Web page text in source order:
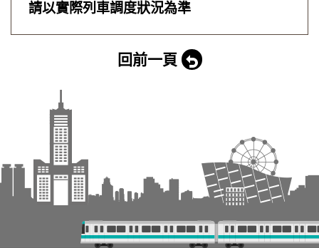
請以實際列車調度狀況為準
回前一頁